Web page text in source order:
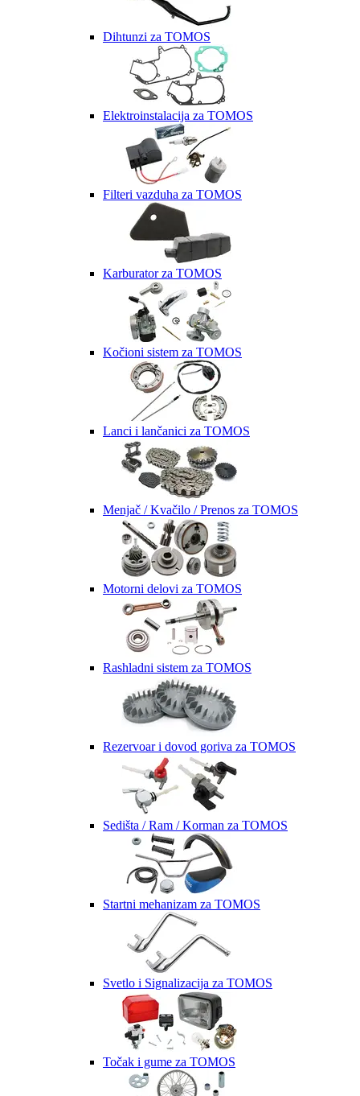
Dihtunzi za TOMOS
Elektroinstalacija za TOMOS
Filteri vazduha za TOMOS
Karburator za TOMOS
Kočioni sistem za TOMOS
Lanci i lančanici za TOMOS
Menjač / Kvačilo / Prenos za TOMOS
Motorni delovi za TOMOS
Rashladni sistem za TOMOS
Rezervoar i dovod goriva za TOMOS
Sedišta / Ram / Korman za TOMOS
Startni mehanizam za TOMOS
Svetlo i Signalizacija za TOMOS
Točak i gume za TOMOS